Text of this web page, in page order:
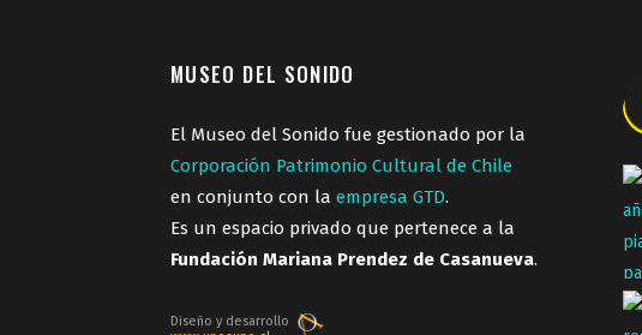
MUSEO DEL SONIDO
El Museo del Sonido fue gestionado por la
Corporación Patrimonio Cultural de Chile
en conjunto con la empresa GTD.
Es un espacio privado que pertenece a la
Fundación Mariana Prendez de Casanueva.
Diseño y desarrollo